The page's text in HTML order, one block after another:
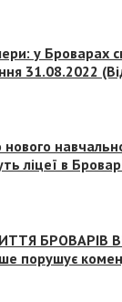
у Броварах
31.08.2022
нового
ліцеї в
БРОВАРІВ
порушує